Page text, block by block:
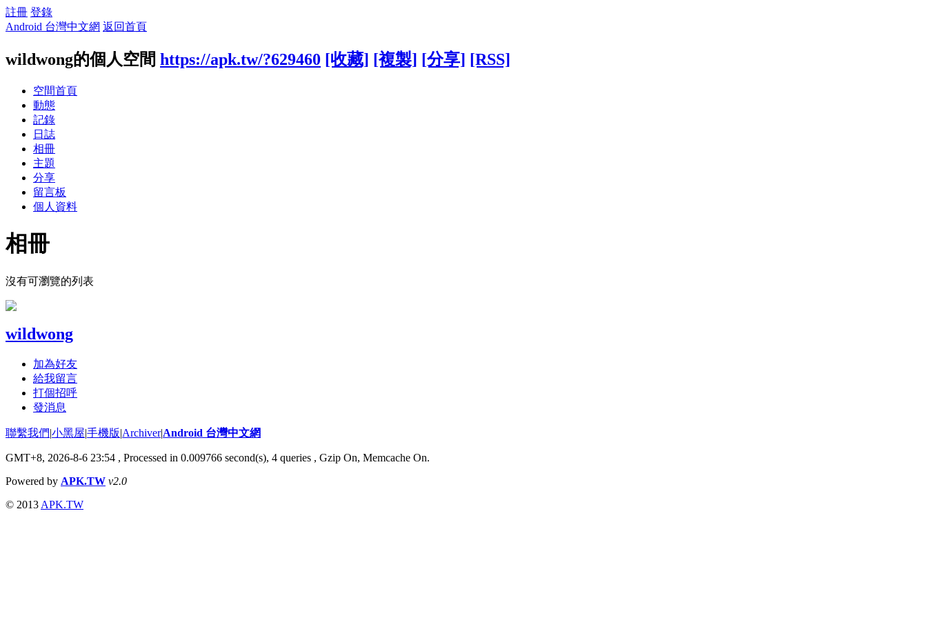
註冊 登錄
Android 台灣中文網 返回首頁
wildwong的個人空間 https://apk.tw/?629460 [收藏] [複製] [分享] [RSS]
空間首頁
動態
記錄
日誌
相冊
主題
分享
留言板
個人資料
相冊
沒有可瀏覽的列表
wildwong
加為好友
給我留言
打個招呼
發消息
聯繫我們|小黑屋|手機版|Archiver|Android 台灣中文網
GMT+8, 2026-8-6 23:54 , Processed in 0.009766 second(s), 4 queries , Gzip On, Memcache On.
Powered by APK.TW v2.0
© 2013 APK.TW